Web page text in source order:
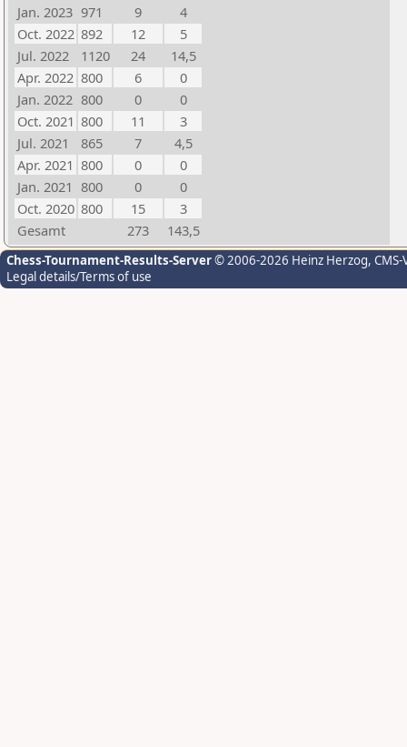
Jan. 2023 971 9
4
Oct. 2022 892 12
5
Jul. 2022
1120 24
14,5
Apr. 2022 800 6
0
Jan. 2022 800 0
0
Oct. 2021 800 11
3
Jul. 2021
865 7
4,5
Apr. 2021 800 0
0
Jan. 2021 800 0
0
Oct. 2020 800 15
3
Gesamt
273 143,5
Chess-Tournament-Results-Server© 2006-2026 Heinz Herzog,
Legal details/Terms of use